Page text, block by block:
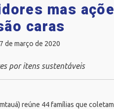
mas
caras
de março de 2020
por itens sustentáveis
) reúne 44 famílias que